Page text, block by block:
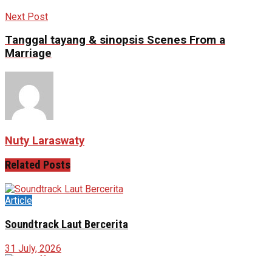
Next Post
Tanggal tayang & sinopsis Scenes From a
Marriage
Nuty Laraswaty
Related Posts
Article
Soundtrack Laut Bercerita
31 July, 2026